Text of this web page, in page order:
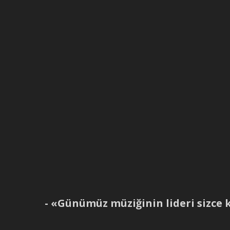
- «Günümüz müziğinin lideri sizce